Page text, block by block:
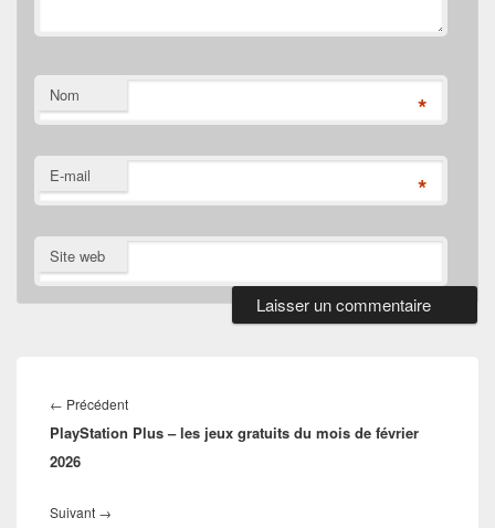
Nom *
E-mail *
Site web
de
l’article
← PrécédentArticle
précédent :
PlayStation Plus – les jeux gratuits du mois de février
2026
Suivant →